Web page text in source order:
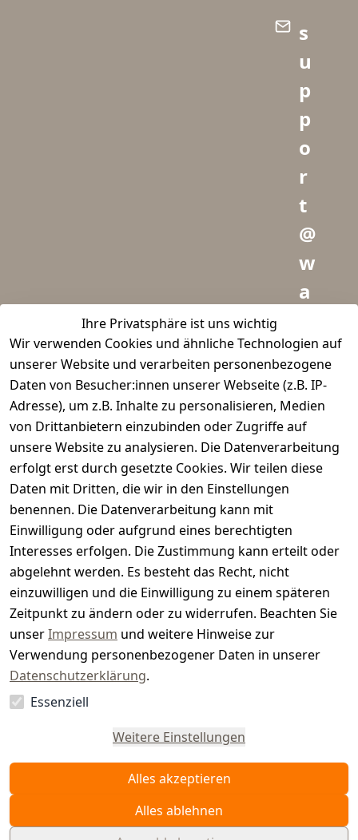
Ihre Privatsphäre ist uns wichtig
Wir verwenden Cookies und ähnliche Technologien auf
unserer Website und verarbeiten personenbezogene
Daten von Besucher:innen unserer Webseite (z.B. IP-
Adresse), um z.B. Inhalte zu personalisieren, Medien
von Drittanbietern einzubinden oder Zugriffe auf
unsere Website zu analysieren. Die Datenverarbeitung
erfolgt erst durch gesetzte Cookies. Wir teilen diese
Daten mit Dritten, die wir in den Einstellungen
benennen. Die Datenverarbeitung kann mit
Einwilligung oder aufgrund eines berechtigten
Interesses erfolgen. Die Zustimmung kann erteilt oder
abgelehnt werden. Es besteht das Recht, nicht
einzuwilligen und die Einwilligung zu einem späteren
Zeitpunkt zu ändern oder zu widerrufen. Beachten Sie
unserImpressum und weitere Hinweise zur
Verwendung personenbezogener Daten in unserer
Datenschutzerklärung.
Essenziell
Weitere Einstellungen
Alles akzeptieren
Alles ablehnen
s
u
p
p
o
r
t
@
w
a
d
m
e
i
s
r.
e
Vertrag
widerrufen